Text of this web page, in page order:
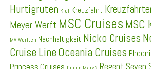
Hurtigruten Kiel Kreuzfahrt
Meyer Werft MSC Cruises MSC
MV Werften Nachhaltigkeit Nicko Cruises
Cruise Line Oceania Cruises
Regent Seven